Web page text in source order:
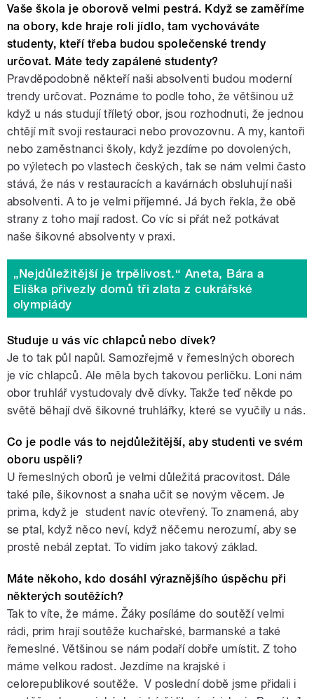
Vaše škola je oborově velmi pestrá. Když se zaměříme
na obory, kde hraje roli jídlo, tam vychováváte
studenty, kteří třeba budou společenské trendy
určovat. Máte tedy zapálené studenty?
Pravděpodobně někteří naši absolventi budou moderní
trendy určovat. Poznáme to podle toho, že většinou už
když u nás studují tříletý obor, jsou rozhodnuti, že jednou
chtějí mít svoji restauraci nebo provozovnu. A my, kantoři
nebo zaměstnanci školy, když jezdíme po dovolených,
po výletech po vlastech českých, tak se nám velmi často
stává, že nás v restauracích a kavárnách obsluhují naši
absolventi. A to je velmi příjemné. Já bych řekla, že obě
strany z toho mají radost. Co víc si přát než potkávat
naše šikovné absolventy v praxi.
„Nejdůležitější je trpělivost.“ Aneta, Bára a
Eliška přivezly domů tři zlata z cukrářské
olympiády
Studuje u vás víc chlapců nebo dívek?
Je to tak půl napůl. Samozřejmě v řemeslných oborech
je víc chlapců. Ale měla bych takovou perličku. Loni nám
obor truhlář vystudovaly dvě dívky. Takže teď někde po
světě běhají dvě šikovné truhlářky, které se vyučily u nás.
Co je podle vás to nejdůležitější, aby studenti ve svém
oboru uspěli?
U řemeslných oborů je velmi důležitá pracovitost. Dále
také píle, šikovnost a snaha učit se novým věcem. Je
prima, když je student navíc otevřený. To znamená, aby
se ptal, když něco neví, když něčemu nerozumí, aby se
prostě nebál zeptat. To vidím jako takový základ.
Máte někoho, kdo dosáhl výraznějšího úspěchu při
některých soutěžích?
Tak to víte, že máme. Žáky posíláme do soutěží velmi
rádi, prim hrají soutěže kuchařské, barmanské a také
řemeslné. Většinou se nám podaří dobře umístit. Z toho
máme velkou radost. Jezdíme na krajské i
celorepublikové soutěže. V poslední době jsme přidali i